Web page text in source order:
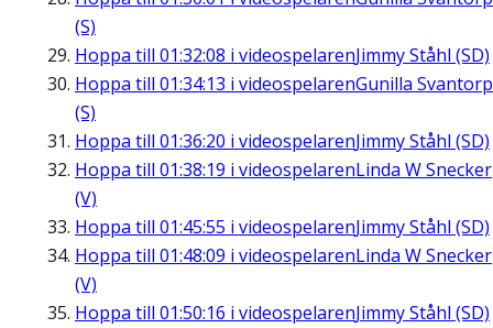
(S)
Hoppa till 01:32:08 i videospelarenJimmy Ståhl (SD)
Hoppa till 01:34:13 i videospelarenGunilla Svantorp
(S)
Hoppa till 01:36:20 i videospelarenJimmy Ståhl (SD)
Hoppa till 01:38:19 i videospelarenLinda W Snecker
(V)
Hoppa till 01:45:55 i videospelarenJimmy Ståhl (SD)
Hoppa till 01:48:09 i videospelarenLinda W Snecker
(V)
Hoppa till 01:50:16 i videospelarenJimmy Ståhl (SD)